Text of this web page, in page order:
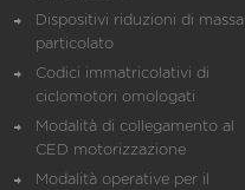
Dispositivi riduzioni di massa
particolato
Codici immatricolativi di
ciclomotori omologati
Modalità di collegamento al
CED motorizzazione
Modalità operative per il